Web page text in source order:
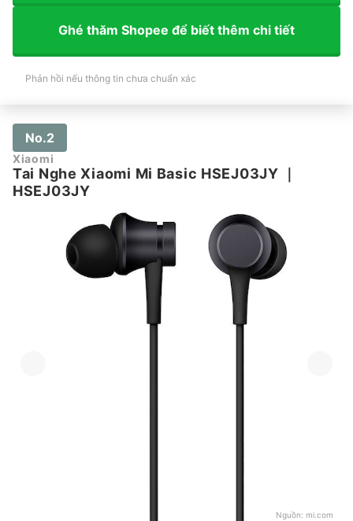
Ghé thăm Shopee để biết thêm chi tiết
Phản hồi nếu thông tin chưa chuẩn xác
No.2
Xiaomi
Tai Nghe Xiaomi Mi Basic HSEJ03JY
HSEJ03JY
Nguồn: mi.com